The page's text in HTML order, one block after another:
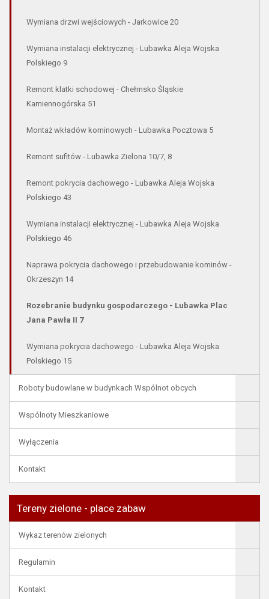
Wymiana drzwi wejściowych - Jarkowice 20
Wymiana instalacji elektrycznej - Lubawka Aleja Wojska
Polskiego 9
Remont klatki schodowej - Chełmsko Śląskie
Kamiennogórska 51
Montaż wkładów kominowych - Lubawka Pocztowa 5
Remont sufitów - Lubawka Zielona 10/7, 8
Remont pokrycia dachowego - Lubawka Aleja Wojska
Polskiego 43
Wymiana instalacji elektrycznej - Lubawka Aleja Wojska
Polskiego 46
Naprawa pokrycia dachowego i przebudowanie kominów -
Okrzeszyn 14
Rozebranie budynku gospodarczego - Lubawka Plac
Jana Pawła II 7
Wymiana pokrycia dachowego - Lubawka Aleja Wojska
Polskiego 15
Roboty budowlane w budynkach Wspólnot obcych
Wspólnoty Mieszkaniowe
Wyłączenia
Kontakt
Tereny zielone - place zabaw
Wykaz terenów zielonych
Regulamin
Kontakt